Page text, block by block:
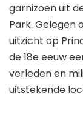
garnizoen uit
Park. Gelegen
uitzicht op
de 18e eeuw
verleden en
uitstekende